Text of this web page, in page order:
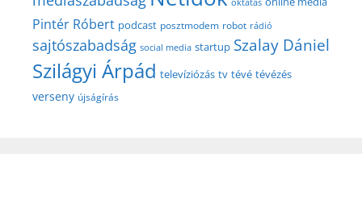
Pintér Róbert podcast posztmodem robot rádió
sajtószabadság social media startup Szalay Dániel
Szilágyi Árpád televíziózás tv tévé tévézés
verseny újságírás